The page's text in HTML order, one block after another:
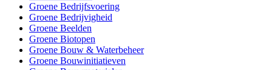
Groene Bedrijfsvoering
Groene Bedrijvigheid
Groene Beelden
Groene Biotopen
Groene Bouw & Waterbeheer
Groene Bouwinitiatieven